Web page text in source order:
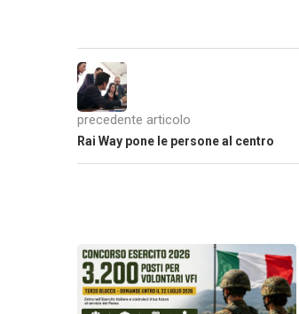
precedente articolo
Rai Way pone le persone al centro